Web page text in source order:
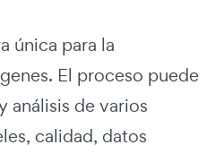
única para la
El proceso puede
análisis de varios
calidad, datos